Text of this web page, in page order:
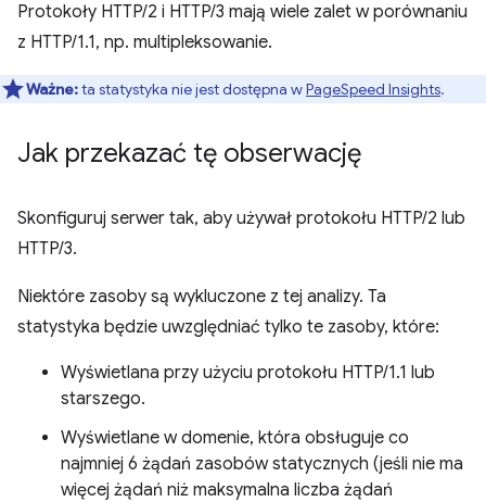
Protokoły HTTP/2 i HTTP/3 mają wiele zalet w porównaniu
z HTTP/1.1, np. multipleksowanie.
Ważne:ta statystyka nie jest dostępna wPageSpeed Insights.
Jak przekazać tę obserwację
Skonfiguruj serwer tak, aby używał protokołu HTTP/2 lub
HTTP/3.
Niektóre zasoby są wykluczone z tej analizy. Ta
statystyka będzie uwzględniać tylko te zasoby, które:
Wyświetlana przy użyciu protokołu HTTP/1.1 lub
starszego.
Wyświetlane w domenie, która obsługuje co
najmniej 6 żądań zasobów statycznych (jeśli nie ma
więcej żądań niż maksymalna liczba żądań